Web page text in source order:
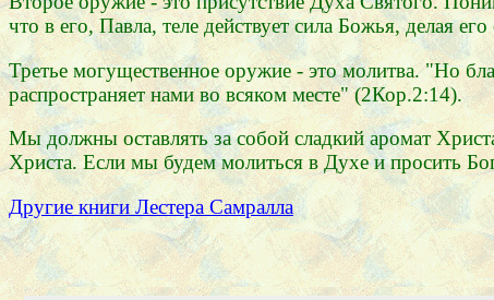
что в его, Павла, теле действует сила Божья, делая
Третье могущественное оружие - это молитва. "Но
распространяет нами во всяком месте" (2Кор.2:14).
Мы должны оставлять за собой сладкий аромат
Христа. Если мы будем молиться в Духе и просить
Другие книги Лестера Самралла